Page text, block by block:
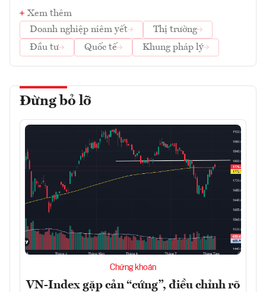
Xem thêm
Doanh nghiệp niêm yết
Thị trường
Đầu tư
Quốc tế Khung pháp lý
Đừng bỏ lỡ
Chứng khoán
VN-Index gặp cản “cứng”, điều chỉnh rõ